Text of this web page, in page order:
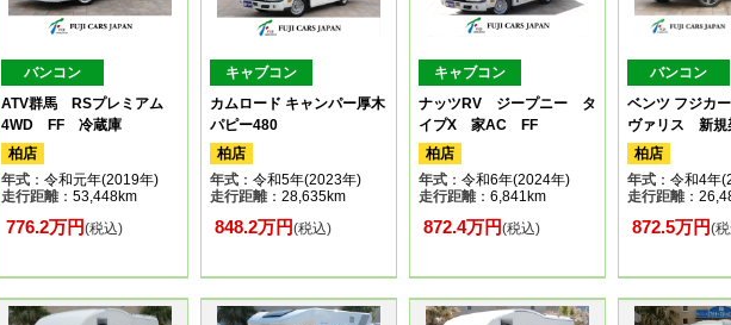
バンコン
ATV群馬 RSプレミアム
4WD FF 冷蔵庫
柏店
年式：令和元年(2019年)
走行距離：53,448km
776.2万円(税込)
キャブコン
カムロード キャンパー厚木
パピー480
柏店
年式：令和5年(2023年)
走行距離：28,635km
848.2万円(税込)
キャブコン
ナッツRV ジープニー タ
イプX 家AC FF
柏店
年式：令和6年(2024年)
走行距離：6,841km
872.4万円(税込)
バンコン
ベンツ フジカ
ヴァリス 新規
柏店
年式：令和4年
走行距離：
872.5万円(